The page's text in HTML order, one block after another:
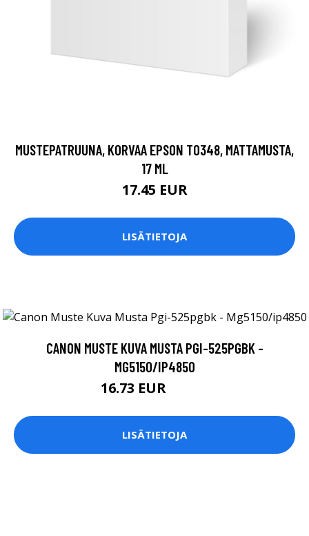
MUSTEPATRUUNA, KORVAA EPSON T0348, MATTAMUSTA,
17 ML
17.45 EUR
LISÄTIETOJA
CANON MUSTE KUVA MUSTA PGI-525PGBK -
MG5150/IP4850
16.73 EUR
LISÄTIETOJA